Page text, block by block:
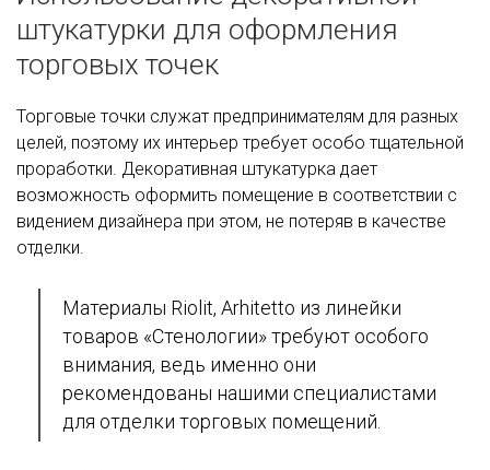
штукатурки для оформления
торговых точек
Торговые точки служат предпринимателям для разных
целей, поэтому их интерьер требует особо тщательной
проработки. Декоративная штукатурка дает
возможность оформить помещение в соответствии с
видением дизайнера при этом, не потеряв в качестве
отделки.
Материалы Riolit, Arhitetto из линейки
товаров «Стенологии» требуют особого
внимания, ведь именно они
рекомендованы нашими специалистами
для отделки торговых помещений.